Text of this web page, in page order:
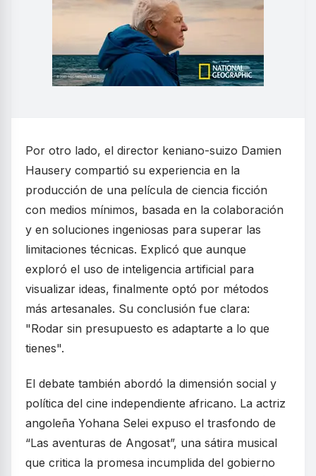
Por otro lado, el director keniano-suizo Damien
Hausery compartió su experiencia en la
producción de una película de ciencia ficción
con medios mínimos, basada en la colaboración
y en soluciones ingeniosas para superar las
limitaciones técnicas. Explicó que aunque
exploró el uso de inteligencia artificial para
visualizar ideas, finalmente optó por métodos
más artesanales. Su conclusión fue clara:
"Rodar sin presupuesto es adaptarte a lo que
tienes".
El debate también abordó la dimensión social y
política del cine independiente africano. La actriz
angoleña Yohana Selei expuso el trasfondo de
“Las aventuras de Angosat”, una sátira musical
que critica la promesa incumplida del gobierno